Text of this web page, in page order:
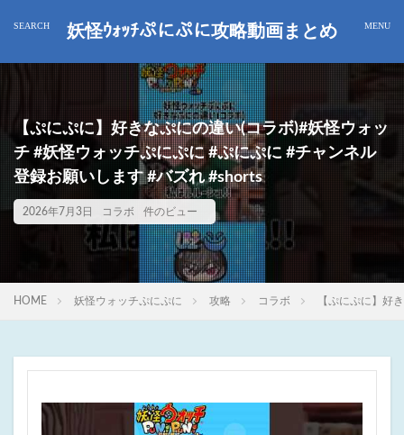
妖怪ｳｫｯﾁぷにぷに攻略動画まとめ
【ぷにぷに】好きなぷにの違い(コラボ)#妖怪ウォッ
チ #妖怪ウォッチぷにぷに #ぷにぷに #チャンネル
登録お願いします #バズれ #shorts
2026年7月3日 コラボ 件のビュー
HOME 妖怪ウォッチぷにぷに 攻略 コラボ 【ぷにぷに】好